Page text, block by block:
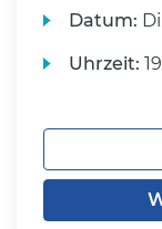
Datum:
Uhrzeit: